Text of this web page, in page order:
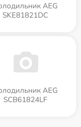
AEG
SKE81821DC
AEG
SCB61824LF